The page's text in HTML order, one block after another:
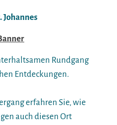
Rundgang
Entdeckungen.
erfahren Sie, wie
auch diesen Ort